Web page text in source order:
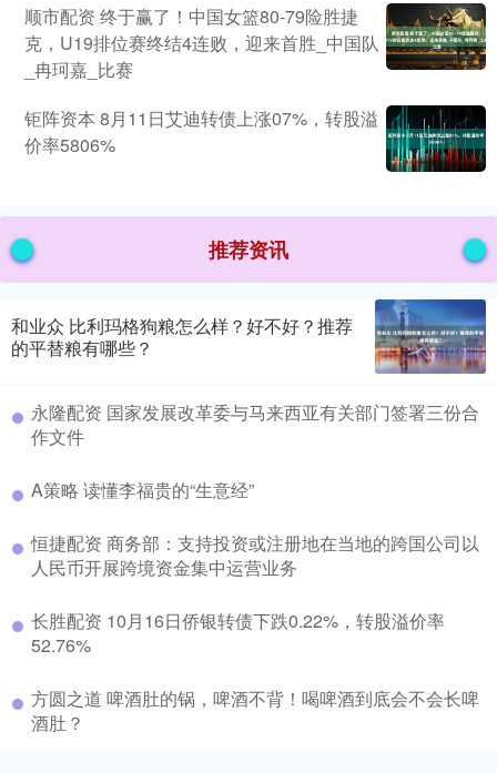
顺市配资 终于赢了！中国女篮80-79险胜捷
克，U19排位赛终结4连败，迎来首胜_中国队
_冉珂嘉_比赛
钜阵资本 8月11日艾迪转债上涨07%，转股溢
价率5806%
推荐资讯
和业众 比利玛格狗粮怎么样？好不好？推荐
的平替粮有哪些？
永隆配资 国家发展改革委与马来西亚有关部门签署三份合
作文件
A策略 读懂李福贵的“生意经”
恒捷配资 商务部：支持投资或注册地在当地的跨国公司以
人民币开展跨境资金集中运营业务
长胜配资 10月16日侨银转债下跌0.22%，转股溢价率
52.76%
方圆之道 啤酒肚的锅，啤酒不背！喝啤酒到底会不会长啤
酒肚？